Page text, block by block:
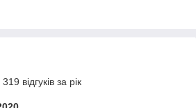
відгуків за рік